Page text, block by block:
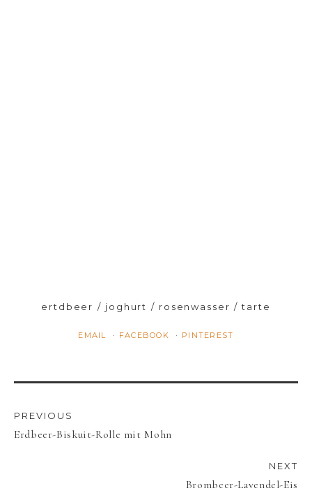
ertdbeer joghurt rosenwasser tarte
EMAIL FACEBOOK PINTEREST
PREVIOUS
Erdbeer-Biskuit-Rolle mit Mohn
NEXT
Brombeer-Lavendel-Eis